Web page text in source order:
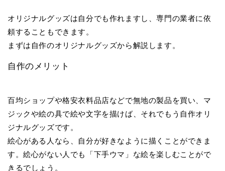
オリジナルグッズは自分でも作れますし、専門の業者に依
頼することもできます。
まずは自作のオリジナルグッズから解説します。
自作のメリット
百均ショップや格安衣料品店などで無地の製品を買い、マ
ジックや絵の具で絵や文字を描けば、それでもう自作オリ
ジナルグッズです。
絵心がある人なら、自分が好きなように描くことができま
す。絵心がない人でも「下手ウマ」な絵を楽しむことがで
きるでしょう。